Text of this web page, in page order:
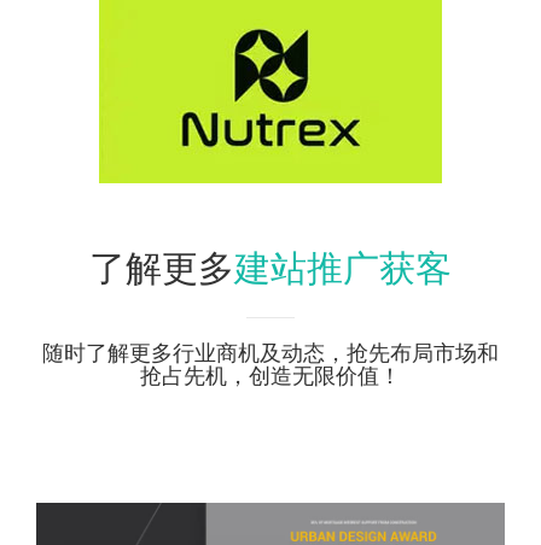
了解更多建站推广获客
随时了解更多行业商机及动态，抢先布局市场和
抢占先机，创造无限价值！